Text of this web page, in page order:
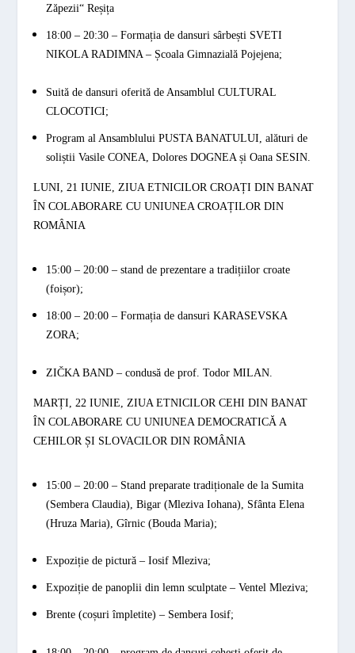
Zăpezii“ Reșița
18:00 – 20:30 – Formația de dansuri sârbești SVETI
NIKOLA RADIMNA– Școala Gimnazială Pojejena;
Suită de dansuri oferită de AnsamblulCULTURAL
CLOCOTICI;
Program al AnsambluluiPUSTA BANATULUI, alături de
soliștii VasileCONEA , DoloresDOGNEA și Oana SESIN.
LUNI, 21 IUNIE, ZIUA ETNICILOR CROAȚI DIN BANAT
ÎN COLABORARE CU UNIUNEA CROAȚILOR DIN
ROMÂNIA
15:00 – 20:00 – stand de prezentare a tradițiilor croate
(foișor);
18:00 – 20:00 – Formația de dansuriKARASEVSKA
ZORA;
ZIČKA BAND – condusă de prof. TodorMILAN
MARȚI, 22 IUNIE, ZIUA ETNICILOR CEHI DIN BANAT
ÎN COLABORARE CU UNIUNEA DEMOCRATICĂ A
CEHILOR ȘI SLOVACILOR DIN ROMÂNIA
15:00 – 20:00– Stand preparate tradiționale de la Sumita
(Sembera Claudia), Bigar (Mleziva Iohana), Sfânta Elena
(Hruza Maria),
Gîrnic (Bouda Maria);
Expoziție de pictură – Iosif Mleziva;
Expoziție de panoplii din lemn sculptate – Ventel Mleziva;
Brente (coșuri împletite) – Sembera Iosif;